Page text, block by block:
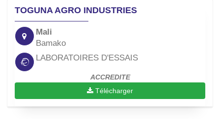
TOGUNA AGRO INDUSTRIES
Mali
Bamako
LABORATOIRES D'ESSAIS
ACCREDITE
Télécharger